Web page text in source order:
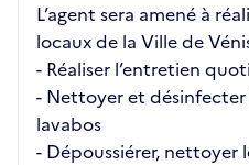
L’agent sera amené à
locaux de la Ville de
- Réaliser l’entretien
- Nettoyer et
lavabos
- Dépoussiérer, nettoyer